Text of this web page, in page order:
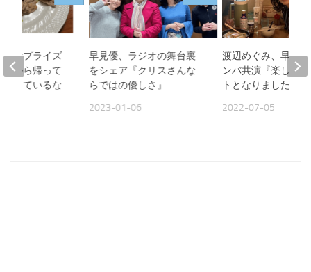
早見優、ラジオの舞台裏
をシェア『クリスさんな
らではの優しさ』
2023-01-06
渡辺めぐみ、早見
ンバ共演『楽しい
トとなりました』
2022-07-05
のサプライズ
事から帰って
できているな